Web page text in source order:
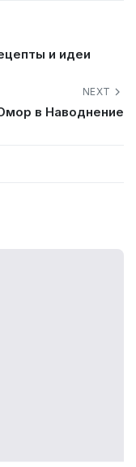
и идеи
NEXT
в Наводнение